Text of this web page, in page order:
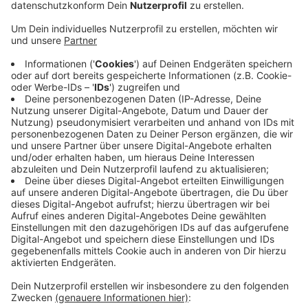
Veröffentlicht:Montag, 01.08.2022 06:38
Anzeige
Die Landesregierung hatte den Einstieg in den
Polizeidienst entsprechend angepasst und startet mit
landesweit 15 Berufskollegs den ersten Jahrgang.
Erst waren nur elf geplant, der Andrang war aber so
hoch, dass vier weitere aufgenommen wurden. In zwei
Jahren sollen die Schülerinnen und Schüler mit
mittlerer Reife zuerst an den Kollegs die
Fachhochschulreife und die ersten polizeispezifischen
Kenntnisse bekommen. Dann können sie direkt weiter
an den Polizei-Hochschulen studieren.
Anzeige